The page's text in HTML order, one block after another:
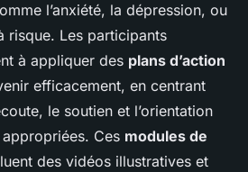
l’anxiété, la dépression, ou
risque. Les participants
à appliquer des plans d’action
efficacement, en centrant
le soutien et l’orientation
Ces modules de
des vidéos illustratives et